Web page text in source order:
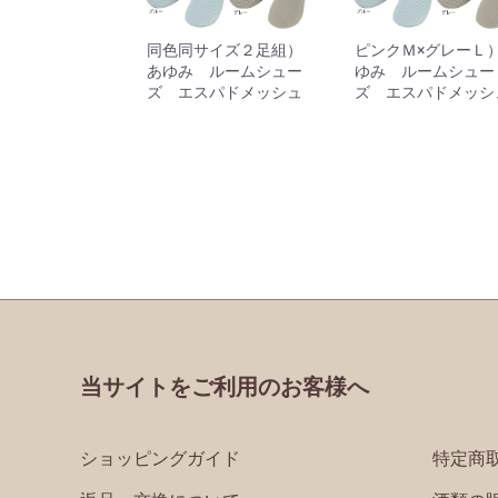
同色同サイズ２足組）
あゆみ ルームシュー
ズ エスパドメッシュ
ピンクＭ×グレーＬ
ゆみ ルームシュー
ズ エスパドメッシ
当サイトをご利用のお客様へ
ショッピングガイド
特定商